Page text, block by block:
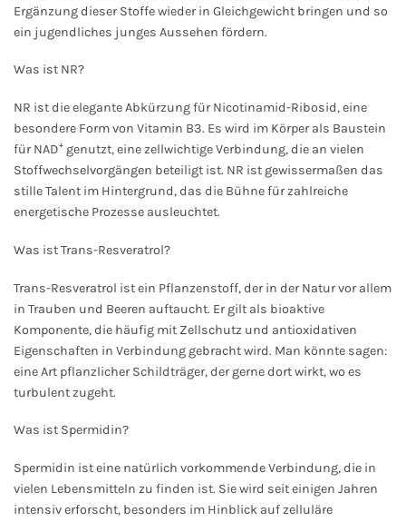
Ergänzung dieser Stoffe wieder in Gleichgewicht bringen und so
ein jugendliches junges Aussehen fördern.
Was ist NR?
NR ist die elegante Abkürzung für Nicotinamid-Ribosid, eine
besondere Form von Vitamin B3. Es wird im Körper als Baustein
für NAD⁺ genutzt, eine zellwichtige Verbindung, die an vielen
Stoffwechselvorgängen beteiligt ist. NR ist gewissermaßen das
stille Talent im Hintergrund, das die Bühne für zahlreiche
energetische Prozesse ausleuchtet.
Was ist Trans-Resveratrol?
Trans-Resveratrol ist ein Pflanzenstoff, der in der Natur vor allem
in Trauben und Beeren auftaucht. Er gilt als bioaktive
Komponente, die häufig mit Zellschutz und antioxidativen
Eigenschaften in Verbindung gebracht wird. Man könnte sagen:
eine Art pflanzlicher Schildträger, der gerne dort wirkt, wo es
turbulent zugeht.
Was ist Spermidin?
Spermidin ist eine natürlich vorkommende Verbindung, die in
vielen Lebensmitteln zu finden ist. Sie wird seit einigen Jahren
intensiv erforscht, besonders im Hinblick auf zelluläre